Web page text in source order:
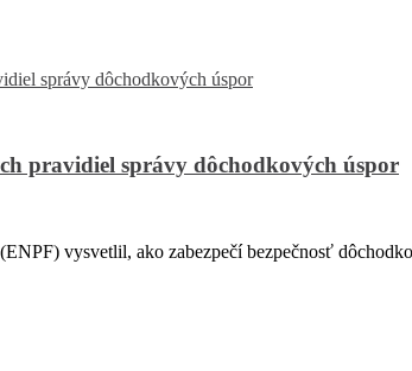
pravidiel správy dôchodkových úspor
vysvetlil, ako zabezpečí bezpečnosť